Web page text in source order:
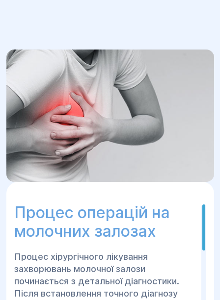
всіма сучасними методиками лікування
захворювань молочної залози. Наші
спеціалісти протягом багатьох років
успішно проводять органозберігаючі
операції на грудях з максимальним
збереженням естетики і форми органів.
Хірурги центра «Геліос» надають
перевагу підшкірним операціям з
розрізами в ділянці ареоли, що
дозволяє зробити післяопераційний
рубець максимально непомітним.
Процес операцій на
молочних залозах
Процес хірургічного лікування
захворювань молочної залози
починається з детальної діагностики.
Після встановлення точного діагнозу